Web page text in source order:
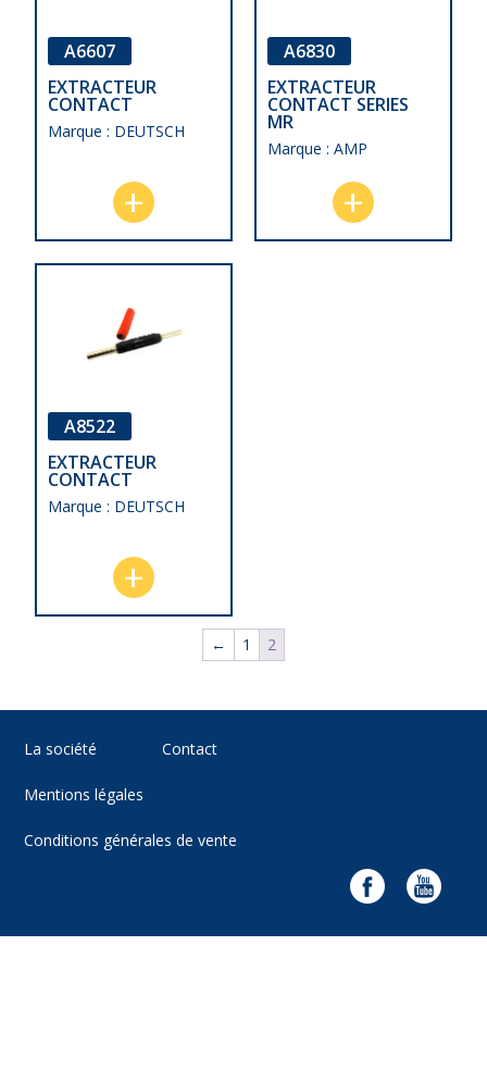
A6607
EXTRACTEUR
CONTACT
Marque : DEUTSCH
A6830
EXTRACTEUR
CONTACT SERIES
MR
Marque : AMP
A8522
EXTRACTEUR
CONTACT
Marque : DEUTSCH
← 1 2
La société Contact
Mentions légales
Conditions générales de vente